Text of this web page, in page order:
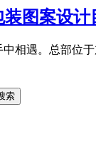
装图案设计
中相遇。总部位
索